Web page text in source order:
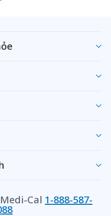
Cal 1-888-587-